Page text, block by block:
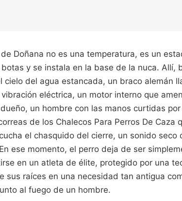
Doñana no es una temperatura, es un
y se instala en la base de la nuca. Allí,
cielo del agua estancada, un braco alemán
eléctrica, un motor interno que
un hombre con las manos curtidas
de los Chalecos Para Perros De Caza
el chasquido del cierre, un sonido seco
ese momento, el perro deja de ser
en un atleta de élite, protegido por una
sus raíces en una necesidad tan antigua
al fuego de un hombre.